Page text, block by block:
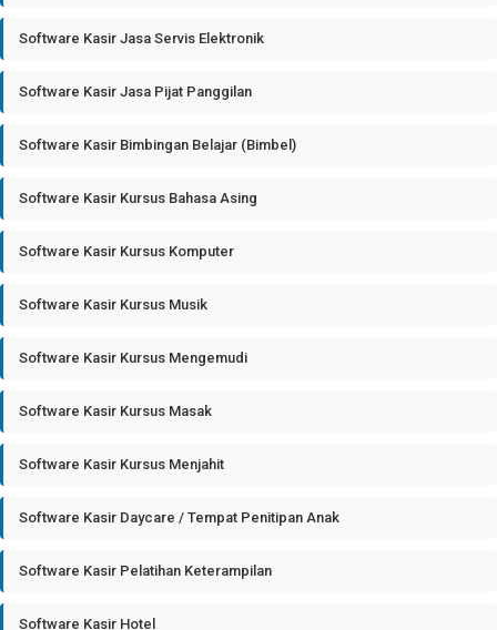
Software Kasir Jasa Servis Elektronik
Software Kasir Jasa Pijat Panggilan
Software Kasir Bimbingan Belajar (Bimbel)
Software Kasir Kursus Bahasa Asing
Software Kasir Kursus Komputer
Software Kasir Kursus Musik
Software Kasir Kursus Mengemudi
Software Kasir Kursus Masak
Software Kasir Kursus Menjahit
Software Kasir Daycare / Tempat Penitipan Anak
Software Kasir Pelatihan Keterampilan
Software Kasir Hotel